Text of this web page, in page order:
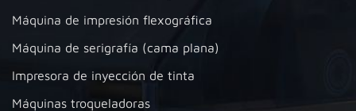
Máquina de impresión flexográfica
Máquina de serigrafía (cama plana)
Impresora de inyección de tinta
Máquinas troqueladoras